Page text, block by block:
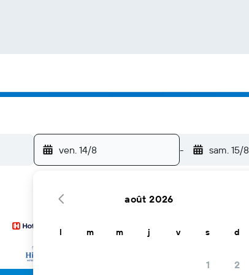
ven. 14/8 - sam. 15/8
août 2026
l m m j v s d
1 2